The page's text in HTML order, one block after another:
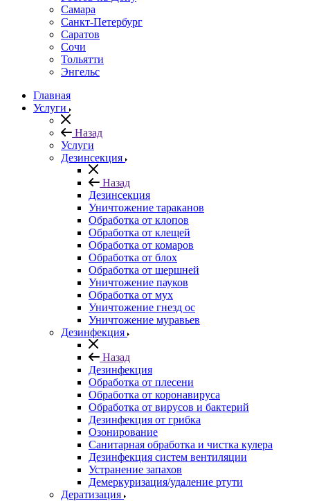
Самара
Санкт-Петербург
Саратов
Сочи
Тольятти
Энгельс
Главная
Услуги
Назад
Услуги
Дезинсекция
Назад
Дезинсекция
Уничтожение тараканов
Обработка от клопов
Обработка от клещей
Обработка от комаров
Обработка от блох
Обработка от шершней
Уничтожение пауков
Обработка от мух
Уничтожение гнезд ос
Уничтожение муравьев
Дезинфекция
Назад
Дезинфекция
Обработка от плесени
Обработка от коронавируса
Обработка от вирусов и бактерий
Дезинфекция от грибка
Озонирование
Санитарная обработка и чистка кулера
Дезинфекция систем вентиляции
Устранение запахов
Демеркуризация/удаление ртути
Дератизация